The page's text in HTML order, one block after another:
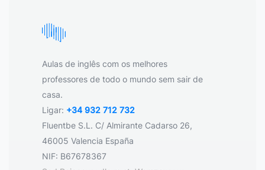
Aulas de inglês com os melhores
professores de todo o mundo sem sair de
casa.
Ligar: +34 932 712 732
Fluentbe S.L. C/ Almirante Cadarso 26,
46005 Valencia España
NIF: B67678367